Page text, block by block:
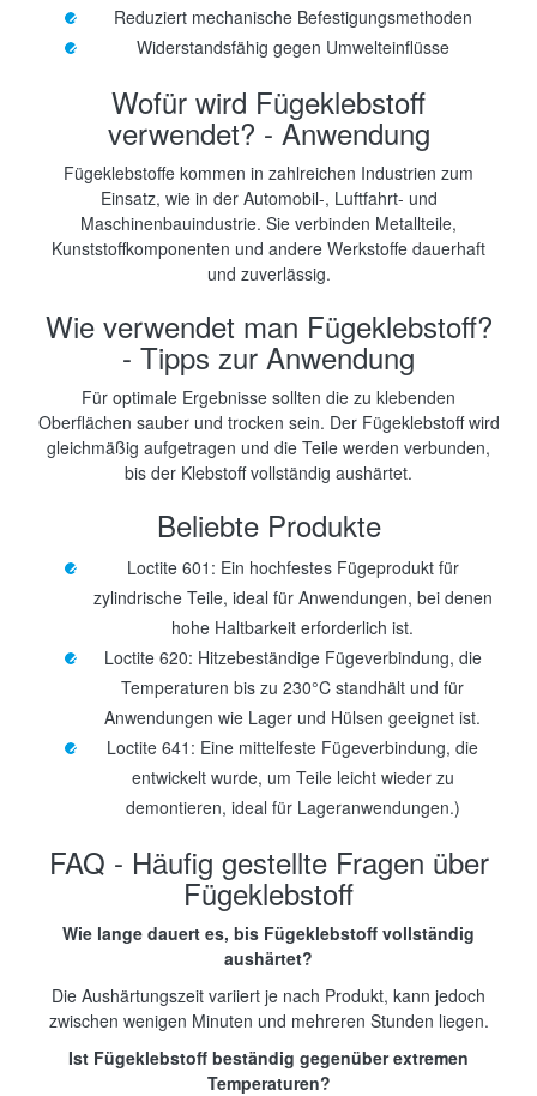
Reduziert mechanische Befestigungsmethoden
Widerstandsfähig gegen Umwelteinflüsse
Wofür wird Fügeklebstoff
verwendet? - Anwendung
Fügeklebstoffe kommen in zahlreichen Industrien zum
Einsatz, wie in der Automobil-, Luftfahrt- und
Maschinenbauindustrie. Sie verbinden Metallteile,
Kunststoffkomponenten und andere Werkstoffe dauerhaft
und zuverlässig.
Wie verwendet man Fügeklebstoff?
- Tipps zur Anwendung
Für optimale Ergebnisse sollten die zu klebenden
Oberflächen sauber und trocken sein. Der Fügeklebstoff wird
gleichmäßig aufgetragen und die Teile werden verbunden,
bis der Klebstoff vollständig aushärtet.
Beliebte Produkte
Loctite 601: Ein hochfestes Fügeprodukt für
zylindrische Teile, ideal für Anwendungen, bei denen
hohe Haltbarkeit erforderlich ist.
Loctite 620: Hitzebeständige Fügeverbindung, die
Temperaturen bis zu 230°C standhält und für
Anwendungen wie Lager und Hülsen geeignet ist.
Loctite 641: Eine mittelfeste Fügeverbindung, die
entwickelt wurde, um Teile leicht wieder zu
demontieren, ideal für Lageranwendungen.)
FAQ - Häufig gestellte Fragen über
Fügeklebstoff
Wie lange dauert es, bis Fügeklebstoff vollständig
aushärtet?
Die Aushärtungszeit variiert je nach Produkt, kann jedoch
zwischen wenigen Minuten und mehreren Stunden liegen.
Ist Fügeklebstoff beständig gegenüber extremen
Temperaturen?